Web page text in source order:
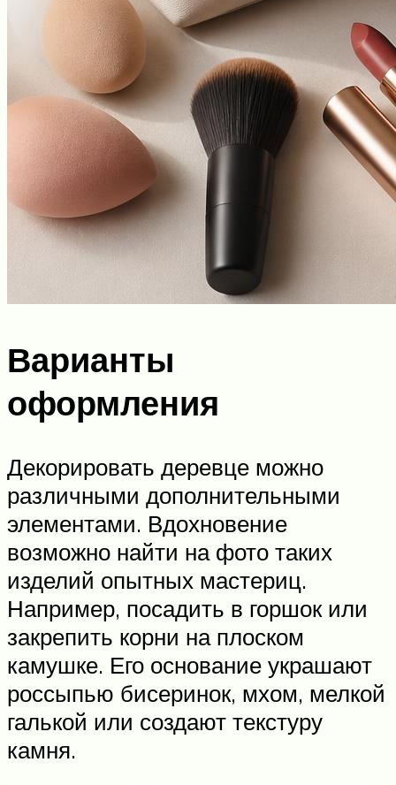
Варианты
оформления
Декорировать деревце можно
различными дополнительными
элементами. Вдохновение
возможно найти на фото таких
изделий опытных мастериц.
Например, посадить в горшок или
закрепить корни на плоском
камушке. Его основание украшают
россыпью бисеринок, мхом, мелкой
галькой или создают текстуру
камня.